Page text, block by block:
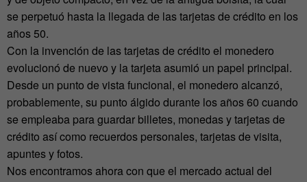
se perpetuó hasta la llegada de las tarjetas de crédito en los
años 50.
Con la invención de las tarjetas de crédito el monedero
evolucionó de nuevo y la tarjeta asumió un papel principal.
Desde un punto de vista funcional, el monedero alcanzó,
probablemente, su punto álgido durante los años 60 cuando
se empleaba para guardar billetes, monedas y tarjetas de
crédito así como recuerdos personales, tarjetas de visita,
apuntes y fotos.
Nos encontramos ahora con que el mercado actual del